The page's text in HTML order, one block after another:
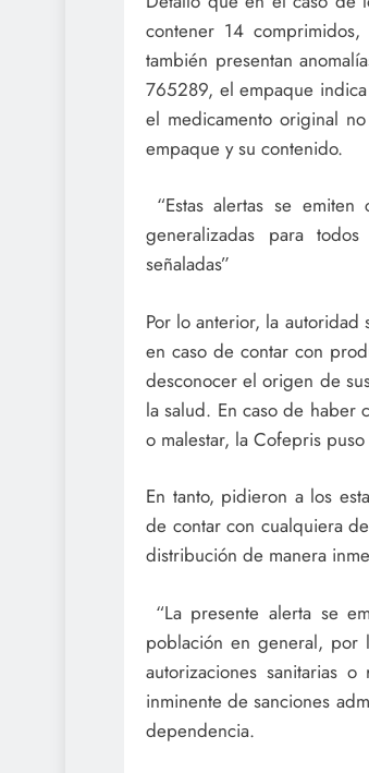
contener 14
también presentan
765289, el empaque
el medicamento original
empaque y su contenido.
“Estas alertas se
generalizadas para
señaladas”
Por lo anterior, la autoridad
en caso de contar con
desconocer el origen de
la salud. En caso de haber
o malestar, la Cofepris
En tanto, pidieron a los
de contar con cualquiera
distribución de manera
“La presente alerta se
población en general, por
autorizaciones sanitarias
inminente de sanciones
dependencia.